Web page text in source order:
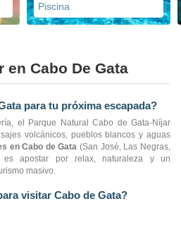
Piscina
en Cabo De Gata
para tu próxima escapada?
el Parque Natural Cabo de Gata-Níjar
volcánicos, pueblos blancos y aguas
en Cabo de Gata (San José, Las Negras,
es apostar por relax, naturaleza y un
masivo.
visitar Cabo de Gata?